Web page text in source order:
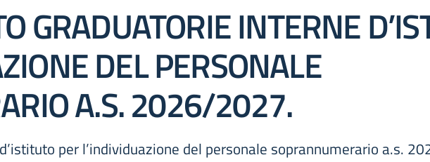
GRADUATORIE INTERNE
DEL PERSONALE
A.S. 2026/2027.
per l’individuazione del personale soprannumerario a.s.